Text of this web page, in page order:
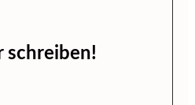
schreiben!